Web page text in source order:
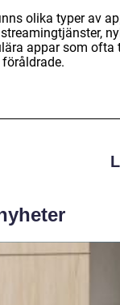
olika typer av
appar som ofta